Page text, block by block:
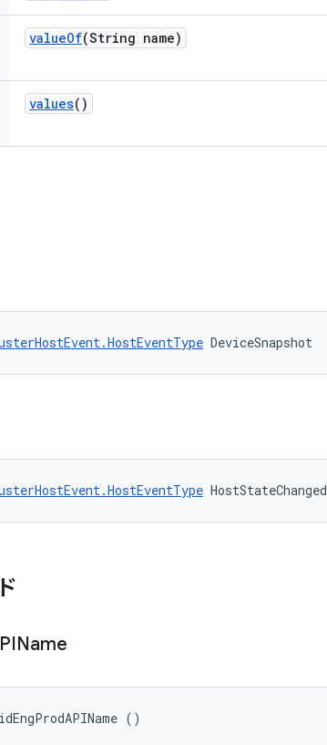
valueOf(String name)
values()
DeviceSnapshot
HostStateChanged
()